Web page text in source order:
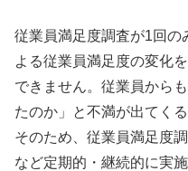
従業員満足度調査が1回の
よる従業員満足度の変化
できません。従業員から
たのか」と不満が出てく
そのため、従業員満足度
など定期的・継続的に実